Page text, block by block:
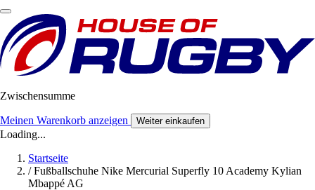
Zwischensumme
Meinen Warenkorb anzeigen Weiter einkaufen
Loading...
Startseite
/ Fußballschuhe Nike Mercurial Superfly 10 Academy Kylian
Mbappé AG